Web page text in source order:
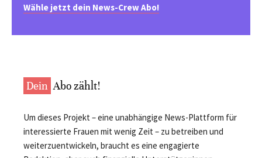
Wähle jetzt dein News-Crew Abo!
Dein Abo zählt!
Um dieses Projekt – eine unabhängige News-Plattform für
interessierte Frauen mit wenig Zeit – zu betreiben und
weiterzuentwickeln, braucht es eine engagierte